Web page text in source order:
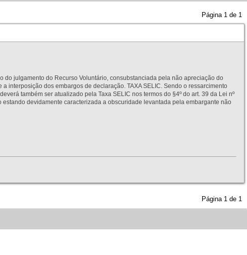
Página 1 de 1
do julgamento do Recurso Voluntário, consubstanciada pela não apreciação do
interposição dos embargos de declaração. TAXA SELIC. Sendo o ressarcimento
também ser atualizado pela Taxa SELIC nos termos do §4º do art. 39 da Lei nº
devidamente caracterizada a obscuridade levantada pela embargante não
Página 1 de 1